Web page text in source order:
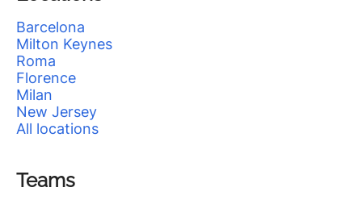
Barcelona
Milton Keynes
Roma
Florence
Milan
New Jersey
All locations
Teams